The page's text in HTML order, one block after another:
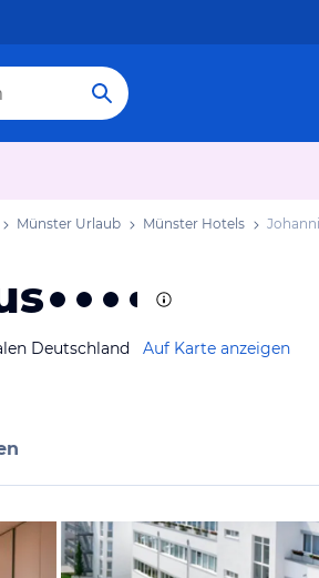
Münster Urlaub Münster Hotels
Deutschland Auf Karte anzeigen